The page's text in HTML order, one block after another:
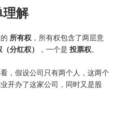
解
所有权 ，所有权包含了两层意
分红权） ，一个是投票权。
，假设公司只有两个人，这两个
开办了这家公司，同时又是股